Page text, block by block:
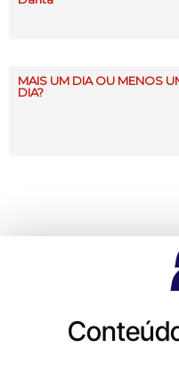
MAIS UM DIA OU MENOS
DIA?